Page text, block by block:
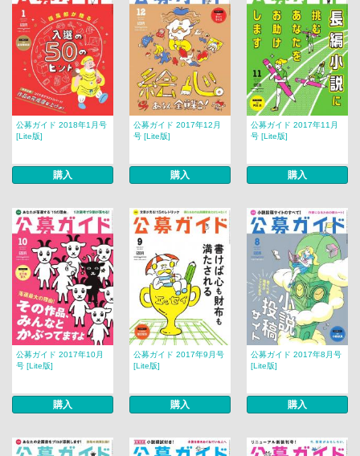
公募ガイド 2018年1月号
[Lite版]
購入
公募ガイド 2017年12月
号 [Lite版]
購入
公募ガイド 2017年11月
号 [Lite版]
購入
公募ガイド 2017年10月
号 [Lite版]
購入
公募ガイド 2017年9月号
[Lite版]
購入
公募ガイド 2017年8月号
[Lite版]
購入